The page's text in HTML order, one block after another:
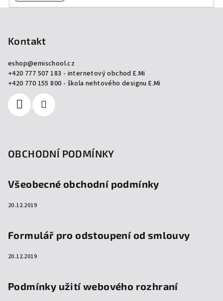
Kontakt
eshop@emischool.cz
+420 777 507 183 - internetový obchod E.Mi
+420 770 155 800 - škola nehtového designu E.Mi
OBCHODNÍ PODMÍNKY
Všeobecné obchodní podmínky
20.12.2019
Formulář pro odstoupení od smlouvy
20.12.2019
Podmínky užití webového rozhraní